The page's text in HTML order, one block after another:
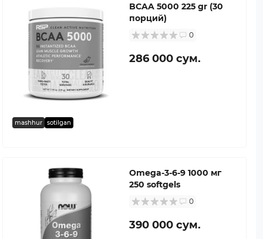
mashhur sotilgan
BCAA 5000 225 gr (30
порций)
0
286 000 сум.
Omega-3-6-9 1000 мг
250 softgels
0
390 000 сум.